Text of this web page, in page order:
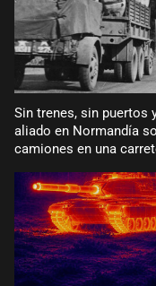
Sin trenes, sin puertos
aliado en Normandía
camiones en una